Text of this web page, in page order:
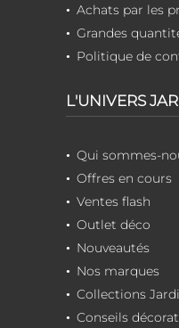
Achats par les
Grandes
Politique de
L'UNIVERS
Qui sommes-
Offres en cours
Ventes flash
Outlet déco
Nouveautés
Nos marques
Collections
Conseils